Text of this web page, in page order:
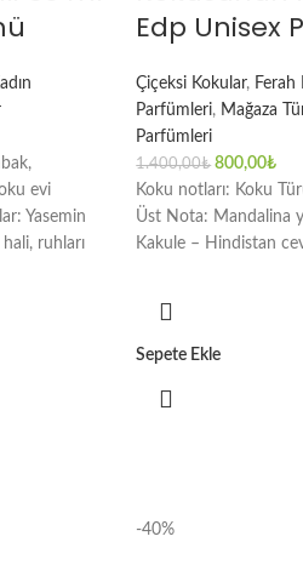
evi
Yasemin
hali, ruhları
Edp Unisex
Çiçeksi Kokular, Ferah
Parfümleri, Mağaza
Parfümleri
1.400,00₺ 800,00₺
Koku notları: Koku
Üst Nota: Mandalina
Kakule – Hindistan
Sepete Ekle
-40%